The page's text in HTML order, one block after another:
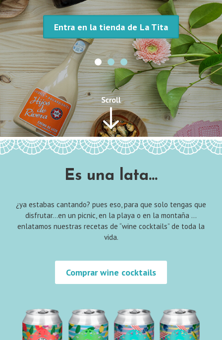
Entra en la tienda de La Tita
Es una lata...
¿ya estabas cantando? pues eso, para que solo tengas que
disfrutar…en un picnic, en la playa o en la montaña …
enlatamos nuestras recetas de “wine cocktails” de toda la
vida.
Comprar wine cocktails